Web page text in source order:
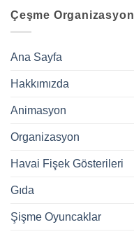
Çeşme Organizasyon
Ana Sayfa
Hakkımızda
Animasyon
Organizasyon
Havai Fişek Gösterileri
Gıda
Şişme Oyuncaklar